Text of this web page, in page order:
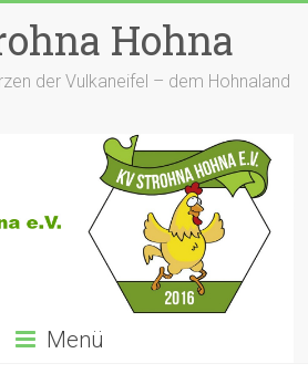
Hohna
der Vulkaneifel – dem Hohnaland
Menü